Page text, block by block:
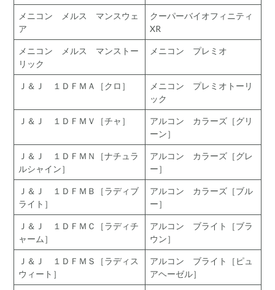
メニコン メルス マンスウェ
ア
クーパーバイオフィニティ
XR
メニコン メルス マンストー
リック
メニコン プレミオ
Ｊ＆Ｊ １ＤＦＭＡ［クロ］
メニコン プレミオトーリ
ック
Ｊ＆Ｊ １ＤＦＭＶ［チャ］
アルコン カラーズ［グリ
ーン］
Ｊ＆Ｊ １ＤＦＭＮ［ナチュラ
ルシャイン］
アルコン カラーズ［グレ
ー］
Ｊ＆Ｊ １ＤＦＭＢ［ラディブ
ライト］
アルコン カラーズ［ブル
ー］
Ｊ＆Ｊ １ＤＦＭＣ［ラディチ
ャーム］
アルコン ブライト［ブラ
ウン］
Ｊ＆Ｊ １ＤＦＭＳ［ラディス
ウィート］
アルコン ブライト［ピュ
アヘーゼル］